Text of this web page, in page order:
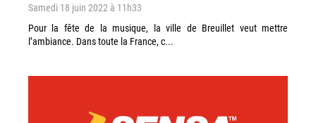
Samedi 18 juin 2022 à 11h33
Pour la fête de la musique, la ville de Breuillet veut mettre
l’ambiance. Dans toute la France, c...